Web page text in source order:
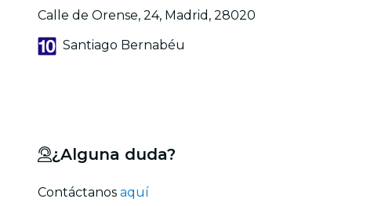
Calle de Orense, 24, Madrid, 28020
Santiago Bernabéu
¿Alguna duda?
Contáctanos aquí